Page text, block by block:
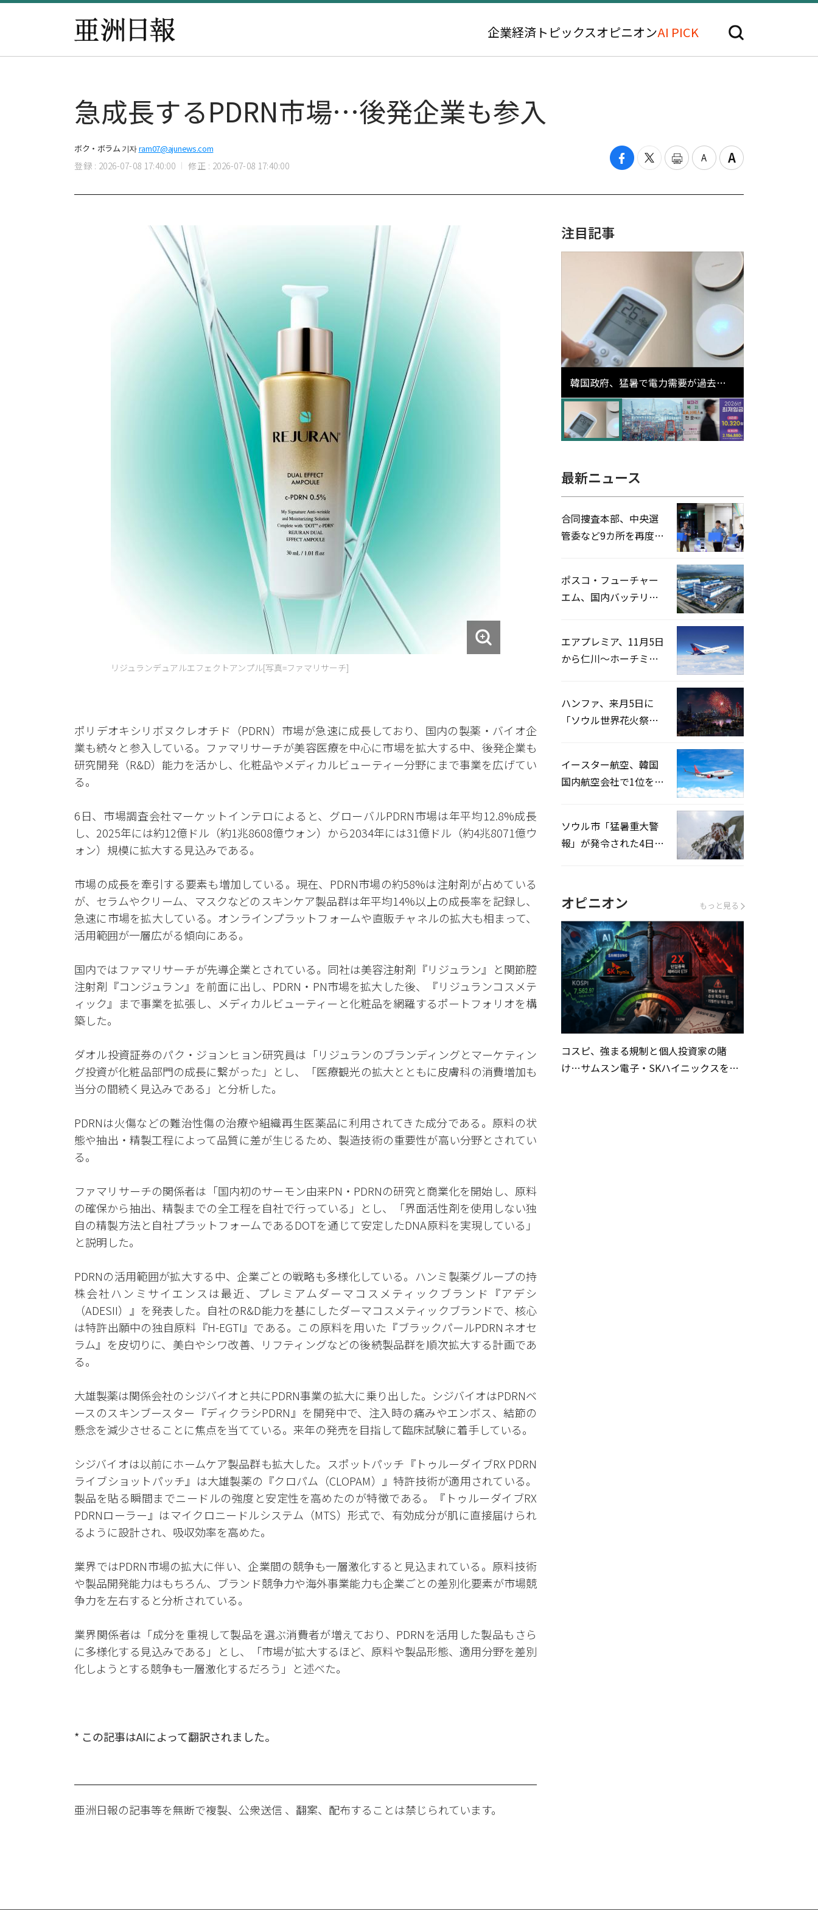
企業経済 トピックスオピニオンAI PICK
急成長するPDRN市場…後発企業も参入
ボク・ボラム 기자ram07@ajunews.com
登録 : 2026-07-08 17:40:00 修正 : 2026-07-08 17:40:00
リジュランデュアルエフェクトアンプル[写真=ファマリサーチ]
ポリデオキシリボヌクレオチド（PDRN）市場が急速に成長しており、国内の製薬・バイオ企
業も続々と参入している。ファマリサーチが美容医療を中心に市場を拡大する中、後発企業も
研究開発（R&D）能力を活かし、化粧品やメディカルビューティー分野にまで事業を広げてい
る。
6日、市場調査会社マーケットインテロによると、グローバルPDRN市場は年平均12.8%成長
し、2025年には約12億ドル（約1兆8608億ウォン）から2034年には31億ドル（約4兆8071億ウ
ォン）規模に拡大する見込みである。
市場の成長を牽引する要素も増加している。現在、PDRN市場の約58%は注射剤が占めている
が、セラムやクリーム、マスクなどのスキンケア製品群は年平均14%以上の成長率を記録し、
急速に市場を拡大している。オンラインプラットフォームや直販チャネルの拡大も相まって、
活用範囲が一層広がる傾向にある。
国内ではファマリサーチが先導企業とされている。同社は美容注射剤『リジュラン』と関節腔
注射剤『コンジュラン』を前面に出し、PDRN・PN市場を拡大した後、『リジュランコスメテ
ィック』まで事業を拡張し、メディカルビューティーと化粧品を網羅するポートフォリオを構
築した。
ダオル投資証券のパク・ジョンヒョン研究員は「リジュランのブランディングとマーケティン
グ投資が化粧品部門の成長に繋がった」とし、「医療観光の拡大とともに皮膚科の消費増加も
当分の間続く見込みである」と分析した。
PDRNは火傷などの難治性傷の治療や組織再生医薬品に利用されてきた成分である。原料の状
態や抽出・精製工程によって品質に差が生じるため、製造技術の重要性が高い分野とされてい
る。
ファマリサーチの関係者は「国内初のサーモン由来PN・PDRNの研究と商業化を開始し、原料
の確保から抽出、精製までの全工程を自社で行っている」とし、「界面活性剤を使用しない独
自の精製方法と自社プラットフォームであるDOTを通じて安定したDNA原料を実現している」
と説明した。
PDRNの活用範囲が拡大する中、企業ごとの戦略も多様化している。ハンミ製薬グループの持
株会社ハンミサイエンスは最近、プレミアムダーマコスメティックブランド『アデシ
（ADESII）』を発表した。自社のR&D能力を基にしたダーマコスメティックブランドで、核心
は特許出願中の独自原料『H-EGTI』である。この原料を用いた『ブラックパールPDRNネオセ
ラム』を皮切りに、美白やシワ改善、リフティングなどの後続製品群を順次拡大する計画であ
る。
大雄製薬は関係会社のシジバイオと共にPDRN事業の拡大に乗り出した。シジバイオはPDRNベ
ースのスキンブースター『ディクラシPDRN』を開発中で、注入時の痛みやエンボス、結節の
懸念を減少させることに焦点を当てている。来年の発売を目指して臨床試験に着手している。
シジバイオは以前にホームケア製品群も拡大した。スポットパッチ『トゥルーダイブRX PDRN
ライブショットパッチ』は大雄製薬の『クロパム（CLOPAM）』特許技術が適用されている。
製品を貼る瞬間までニードルの強度と安定性を高めたのが特徴である。『トゥルーダイブRX
PDRNローラー』はマイクロニードルシステム（MTS）形式で、有効成分が肌に直接届けられ
るように設計され、吸収効率を高めた。
業界ではPDRN市場の拡大に伴い、企業間の競争も一層激化すると見込まれている。原料技術
や製品開発能力はもちろん、ブランド競争力や海外事業能力も企業ごとの差別化要素が市場競
争力を左右すると分析されている。
業界関係者は「成分を重視して製品を選ぶ消費者が増えており、PDRNを活用した製品もさら
に多様化する見込みである」とし、「市場が拡大するほど、原料や製品形態、適用分野を差別
化しようとする競争も一層激化するだろう」と述べた。
* この記事はAIによって翻訳されました。
亜洲日報の記事等を無断で複製、公衆送信 、翻案、配布することは禁じられています。
注目記事
韓国政府、猛暑で電力需要が過去最
高更新の可能性に需給対応体制を点
検
最新ニュース
合同捜査本部、中央選
管委など9カ所を再度家
ポスコ・フューチャー
エム、国内バッテリー
エアプレミア、11月5日
から仁川〜ホーチミン
ハンファ、来月5日に
「ソウル世界花火祭り
イースター航空、韓国
国内航空会社で1位を記
ソウル市「猛暑重大警
報」が発令された4日、
オピニオン もっと見る
コスピ、強まる規制と個人投資家の賭
け…サムスン電子・SKハイニックスを巡